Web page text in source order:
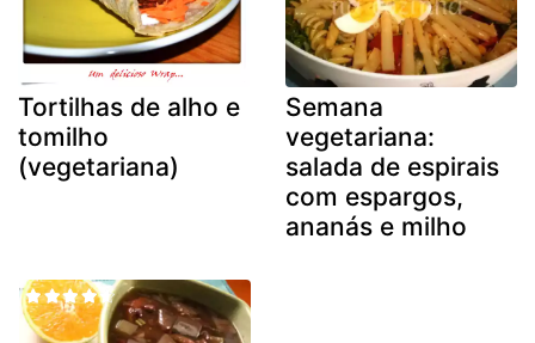
Tortilhas de alho e
tomilho
(vegetariana)
Semana
vegetariana:
salada de espirais
com espargos,
ananás e milho